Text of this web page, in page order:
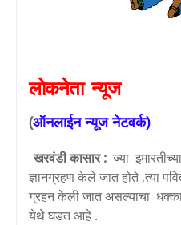
लोकनेता न्यूज
(ऑनलाईन न्यूज नेटवर्क)
खरवंडी कासार : ज्या
ज्ञानग्रहण केले जात होते ,त्या
ग्रहन केली जात असल्याचा
येथे घडत आहे .